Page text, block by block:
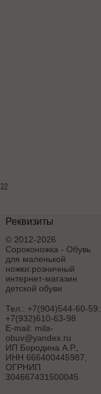
Реквизиты
© 2012-2026
Сороконожка - Обувь
для маленькой
ножки:розничный
интернет-магазин
детской обуви
Тел.: +7(904)544-60-59;
+7(932)610-63-98
E-mail: mila-
obuv@yandex.ru
ИП Бородина А.Р.
ИНН 666400445987,
ОГРНИП
304667431500045